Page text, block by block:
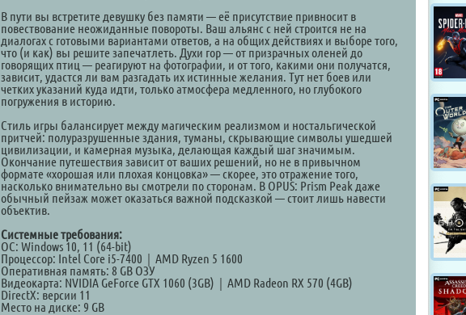
В пути вы встретите девушку без памяти — её присутствие привносит в
повествование неожиданные повороты. Ваш альянс с ней строится не на
диалогах с готовыми вариантами ответов, а на общих действиях и выборе того,
что (и как) вы решите запечатлеть. Духи гор — от призрачных оленей до
говорящих птиц — реагируют на фотографии, и от того, какими они получатся,
зависит, удастся ли вам разгадать их истинные желания. Тут нет боев или
четких указаний куда идти, только атмосфера медленного, но глубокого
погружения в историю.
Стиль игры балансирует между магическим реализмом и ностальгической
притчей: полуразрушенные здания, туманы, скрывающие символы ушедшей
цивилизации, и камерная музыка, делающая каждый шаг значимым.
Окончание путешествия зависит от ваших решений, но не в привычном
формате «хорошая или плохая концовка» — скорее, это отражение того,
насколько внимательно вы смотрели по сторонам. В OPUS: Prism Peak даже
обычный пейзаж может оказаться важной подсказкой — стоит лишь навести
объектив.
Системные требования:
ОС: Windows 10, 11 (64-bit)
Процессор: Intel Core i5-7400｜AMD Ryzen 5 1600
Оперативная память: 8 GB ОЗУ
Видеокарта: NVIDIA GeForce GTX 1060 (3GB)｜AMD Radeon RX 570 (4GB)
DirectX: версии 11
Место на диске: 9 GB